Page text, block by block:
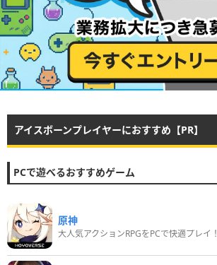
アイスボーンプレイヤーにおすすめ【PR】
PCで遊べるおすすめゲーム
原神
大人気アクションRPGをPCで快適プレイ！